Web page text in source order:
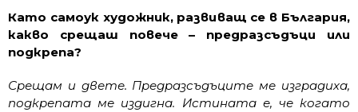
Като самоук художник, развиващ се в България,
какво срещаш повече – предразсъдъци или
подкрепа?
Срещам и двете. Предразсъдъците ме изградиха,
подкрепата ме издигна. Истината е, че когато